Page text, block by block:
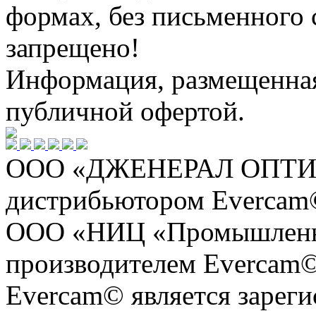
формах, без письменного
запрещено!
Информация,
публичной офертой.
ООО «ДЖЕНЕРАЛ
дистрибьютором
ООО «НИЦ
производителем
Evercam© является